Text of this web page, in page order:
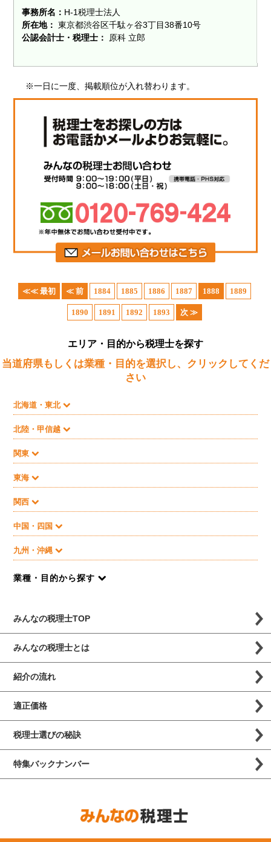
事務所名： H-1税理士法人
所在地： 東京都渋谷区千駄ヶ谷3丁目38番10号
公認会計士・税理士：
原科 立郎
※一日に一度、掲載順位が入れ替わります。
≪≪ 最初 ≪ 前 1884 1885 1886 1887 1888 1889
1890 1891 1892 1893 次 ≫
エリア・目的から税理士を探す
当道府県もしくは業種・目的を選択し、クリックしてくだ
さい
北海道・東北
北陸・甲信越
関東
東海
関西
中国・四国
九州・沖縄
業種・目的から探す
みんなの税理士TOP
みんなの税理士とは
紹介の流れ
適正価格
税理士選びの秘訣
特集バックナンバー